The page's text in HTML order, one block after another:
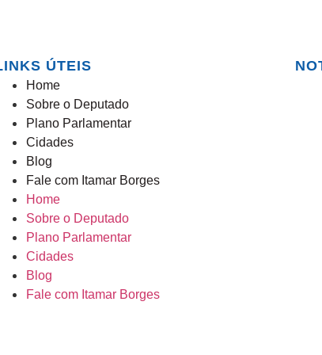
ÚTEIS
Home
Sobre o Deputado
Plano Parlamentar
Cidades
Blog
Fale com Itamar Borges
Home
Sobre o Deputado
Plano Parlamentar
Cidades
Blog
Fale com Itamar Borges